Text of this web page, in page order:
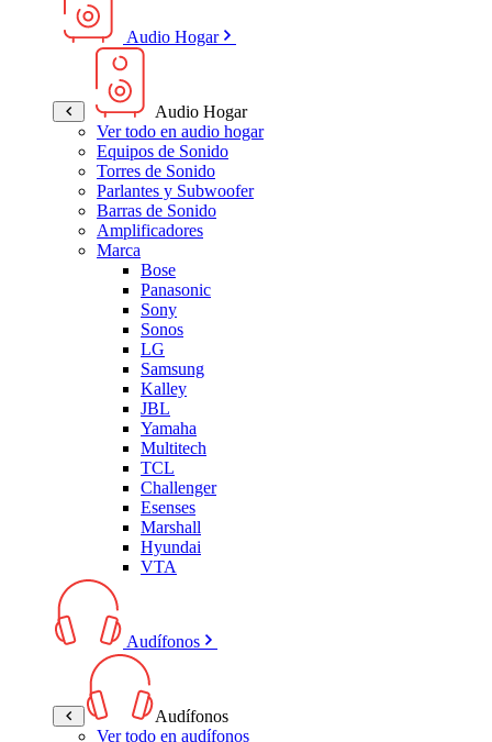
Audio Hogar
Audio Hogar
Ver todo en audio hogar
Equipos de Sonido
Torres de Sonido
Parlantes y Subwoofer
Barras de Sonido
Amplificadores
Marca
Bose
Panasonic
Sony
Sonos
LG
Samsung
Kalley
JBL
Yamaha
Multitech
TCL
Challenger
Esenses
Marshall
Hyundai
VTA
Audífonos
Audífonos
Ver todo en audífonos